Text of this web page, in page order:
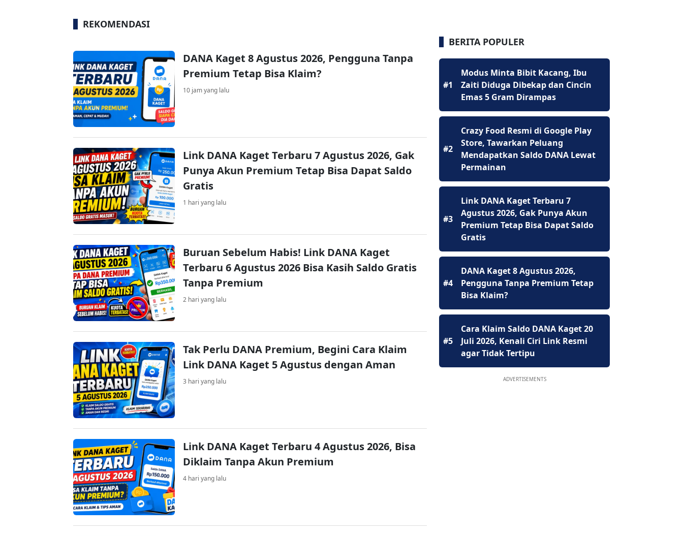
REKOMENDASI
DANA Kaget 8 Agustus 2026, Pengguna Tanpa
Premium Tetap Bisa Klaim?
10 jam yang lalu
Link DANA Kaget Terbaru 7 Agustus 2026, Gak
Punya Akun Premium Tetap Bisa Dapat Saldo
Gratis
1 hari yang lalu
Buruan Sebelum Habis! Link DANA Kaget
Terbaru 6 Agustus 2026 Bisa Kasih Saldo Gratis
Tanpa Premium
2 hari yang lalu
Tak Perlu DANA Premium, Begini Cara Klaim
Link DANA Kaget 5 Agustus dengan Aman
3 hari yang lalu
Link DANA Kaget Terbaru 4 Agustus 2026, Bisa
Diklaim Tanpa Akun Premium
4 hari yang lalu
BERITA POPULER
#1
Modus Minta Bibit Kacang, Ibu
Zaiti Diduga Dibekap dan Cincin
Emas 5 Gram Dirampas
#2
Crazy Food Resmi di Google Play
Store, Tawarkan Peluang
Mendapatkan Saldo DANA Lewat
Permainan
#3
Link DANA Kaget Terbaru 7
Agustus 2026, Gak Punya Akun
Premium Tetap Bisa Dapat Saldo
Gratis
#4
DANA Kaget 8 Agustus 2026,
Pengguna Tanpa Premium Tetap
Bisa Klaim?
#5
Cara Klaim Saldo DANA Kaget 20
Juli 2026, Kenali Ciri Link Resmi
agar Tidak Tertipu
ADVERTISEMENTS